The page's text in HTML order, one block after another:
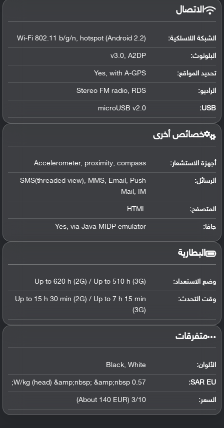
الاتصال
الشبكة اللاسلكية: Wi-Fi 802.11 b/g/n, hotspot (Android 2.2)
البلوتوث:
v3.0, A2DP
تحديد المواقع:
Yes, with A-GPS
الراديو: Stereo FM radio, RDS
USB
:
microUSB v2.0
خصائص أخرى
أجهزة الاستشعار: Accelerometer, proximity, compass
الرسائل:
SMS(threaded view), MMS, Email, Push
Mail, IM
المتصفح: HTML
جافا: Yes, via Java MIDP emulator
البطارية
وضع الاستعداد: Up to 620 h (2G) / Up to 510 h (3G)
وقت التحدث:
Up to 15 h 30 min (2G) / Up to 7 h 15 min
(3G)
‏متفرقات‏
الألوان: Black, White
SAR EU:
0.57 W/kg (head) &amp;nbsp; &amp;nbsp;
السعر: 3/10 (About 140 EUR)